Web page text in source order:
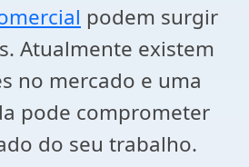
podem surgir
Atualmente existem
no mercado e uma
pode comprometer
do seu trabalho.